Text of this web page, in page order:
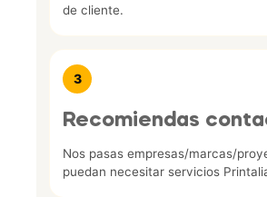
de cliente.
3
Recomiendas
Nos pasas empresas/marcas/
puedan necesitar servicios